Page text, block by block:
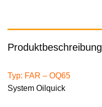
Produktbeschreibung
Typ: FAR – OQ65
System Oilquick